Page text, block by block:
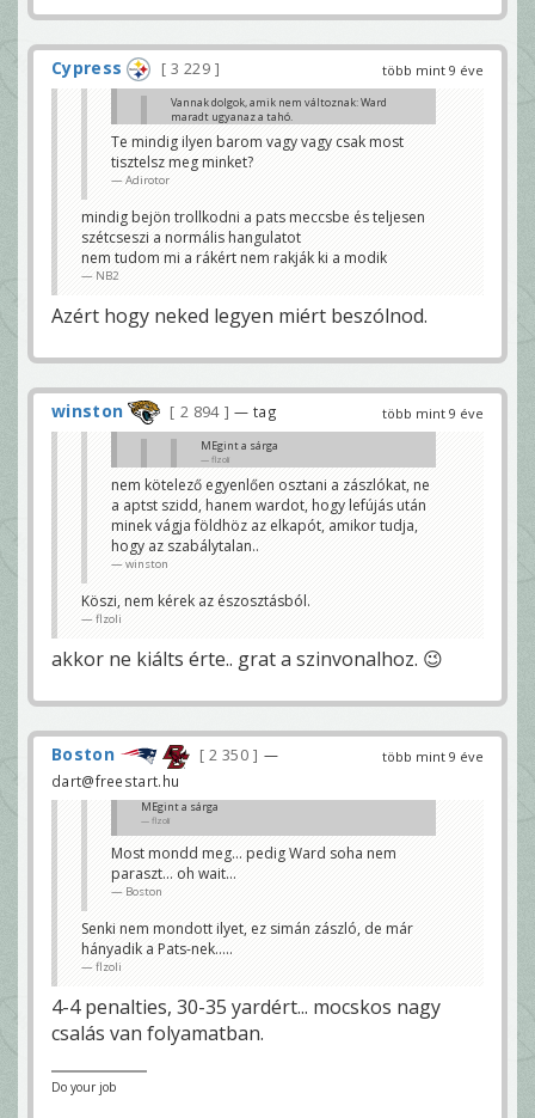
több mint 9 éve
Cypress 3 229
Vannak dolgok, amik nem változnak: Ward
maradt ugyanaz a tahó.
Ebben a kategóriában azért Sörmen verhetetlen. 😀
Cypress
Te mindig ilyen barom vagy vagy csak most
tisztelsz meg minket?
Adirotor
mindig bejön trollkodni a pats meccsbe és teljesen
szétcseszi a normális hangulatot
nem tudom mi a rákért nem rakják ki a modik
NB2
Azért hogy neked legyen miért beszólnod.
több mint 9 éve
winston 2 894 — tag
MEgint a sárga
flzoli
Most mondd meg... pedig Ward soha nem
paraszt... oh wait...
Boston
Senki nem mondott ilyet, ez simán zászló, de már
hányadik a Pats-nek.....
nem kötelező egyenlően osztani a zászlókat, ne
a aptst szidd, hanem wardot, hogy lefújás után
minek vágja földhöz az elkapót, amikor tudja,
hogy az szabálytalan..
winston
Köszi, nem kérek az észosztásból.
flzoli
akkor ne kiálts érte.. grat a szinvonalhoz. 😉
több mint 9 éve
Boston 2 350
—
dart@freestart.hu
MEgint a sárga
flzoli
Most mondd meg... pedig Ward soha nem
paraszt... oh wait...
Boston
Senki nem mondott ilyet, ez simán zászló, de már
hányadik a Pats-nek.....
flzoli
4-4 penalties, 30-35 yardért... mocskos nagy
csalás van folyamatban.
Do your job